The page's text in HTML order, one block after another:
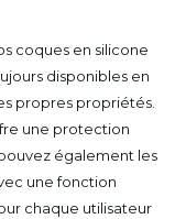
coques en silicone
disponibles en
propres propriétés.
une protection
également les
une fonction
chaque utilisateur